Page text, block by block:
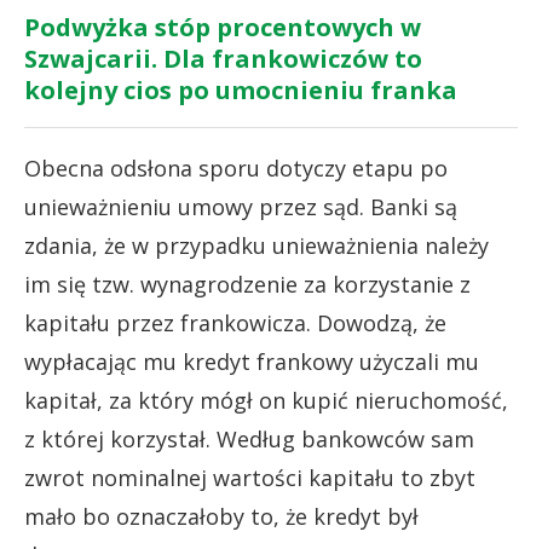
Podwyżka stóp procentowych w
Szwajcarii. Dla frankowiczów to
kolejny cios po umocnieniu franka
Obecna odsłona sporu dotyczy etapu po
unieważnieniu umowy przez sąd. Banki są
zdania, że w przypadku unieważnienia należy
im się tzw. wynagrodzenie za korzystanie z
kapitału przez frankowicza. Dowodzą, że
wypłacając mu kredyt frankowy użyczali mu
kapitał, za który mógł on kupić nieruchomość,
z której korzystał. Według bankowców sam
zwrot nominalnej wartości kapitału to zbyt
mało bo oznaczałoby to, że kredyt był